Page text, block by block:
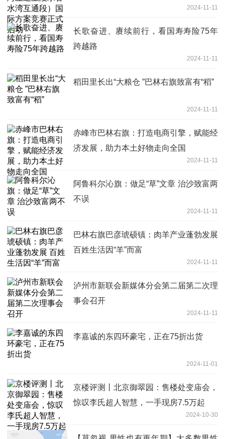
2024-11-11
长歌奋进、赓续前行，看国寿寿险75年
跨越路
2024-11-11
稻田里长出“大粮仓 ”巴林右旗致富有“稻”
2024-11-11
赤峰市巴林右旗：打造电商引擎，赋能经
济发展，助力本土好物走向全国
2024-11-11
阿鲁科尔沁旗：做足“草”文章 治沙致富两
不误
2024-11-11
巴林右旗巴彦琥硕镇：肉羊产业蓬勃发展
百姓生活因“羊”而富
2024-11-11
泸州市新联会新媒体分会第二届第二次理
事会召开
2024-11-11
李嘉诚的东四环豪宅，正在75折出货
2024-11-01
京楼评测丨北京御翠园：售楼处变庙会，
惊叹李氏超人智慧，一手现房7.5万起
2024-10-30